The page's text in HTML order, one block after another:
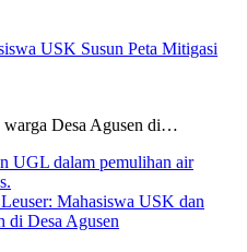
USK Susun Peta Mitigasi
warga Desa Agusen di…
Mahasiswa USK dan
di Desa Agusen